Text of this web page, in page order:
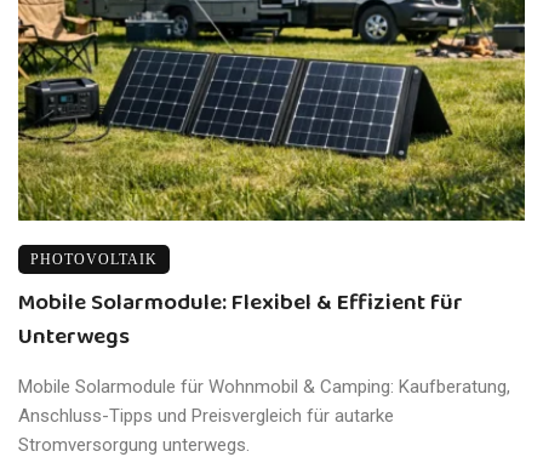
PHOTOVOLTAIK
Mobile Solarmodule: Flexibel & Effizient für
Unterwegs
Mobile Solarmodule für Wohnmobil & Camping: Kaufberatung,
Anschluss-Tipps und Preisvergleich für autarke
Stromversorgung unterwegs.